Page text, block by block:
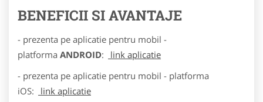
BENEFICII SI AVANTAJE
- prezenta pe aplicatie pentru mobil -
platforma ANDROID:
link aplicatie
- prezenta pe aplicatie pentru mobil - platforma
iOS:
link aplicatie